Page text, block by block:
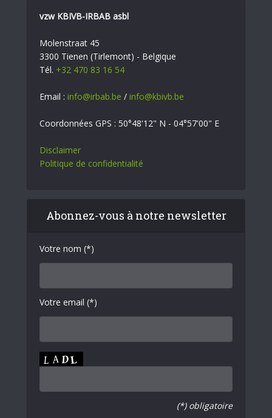
vzw KBIVB-IRBAB asbl
Molenstraat 45
3300 Tienen (Tirlemont) - Belgique
Tél. +32 470 83 16 54
Email : info@irbab.be / info@kbivb.be
Coordonnées GPS : 50°48'12" N - 04°57'00" E
Disclaimer
Politique de confidentialité
Abonnez-vous à notre newsletter
Votre nom (*)
Votre email (*)
(*) obligatoire